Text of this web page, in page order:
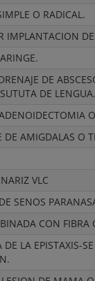
O RADICAL.
IMPLANTACION
DE
DE
DE AMIGDALAS O
VLC
SENOS
CON FIBRA
DE LA EPISTAXIS-